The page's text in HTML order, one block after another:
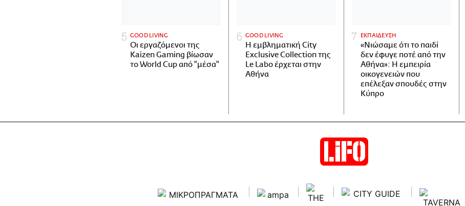
GOOD LIVING
Οι εργαζόμενοι της
Kaizen Gaming βίωσαν
το World Cup από "μέσα"
GOOD LIVING
Η εμβληματική City
Exclusive Collection της
Le Labo έρχεται στην
Αθήνα
ΕΚΠΑΙΔΕΥΣΗ
«Νιώσαμε ότι το παιδί
δεν έφυγε ποτέ από την
Αθήνα»: Η εμπειρία
οικογενειών που
επέλεξαν σπουδές στην
Κύπρο